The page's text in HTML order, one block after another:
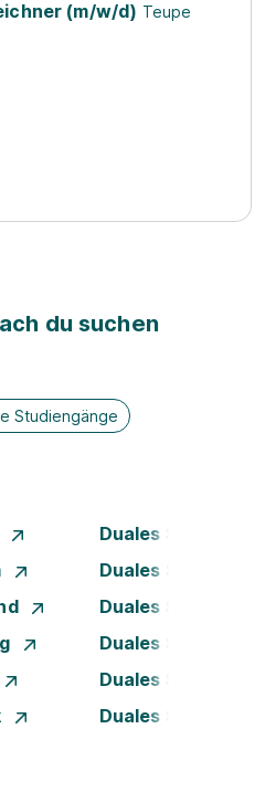
(m/w/d) Teupe
du suchen
Studiengänge
Duales Studium
Duales Studium
Duales Studium
Duales Studium
Duales Studium
Duales Studium